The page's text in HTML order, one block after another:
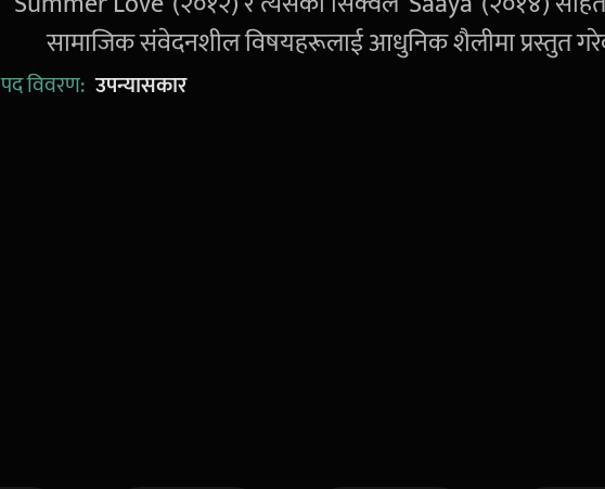
सामाजिक संवेदनशील विषयहरूलाई आधुनिक शैलीमा प्रस्तुत
पद विवरण: उपन्यासकार